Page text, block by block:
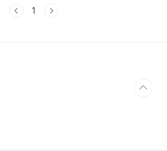
침체(Recession)는 일반적으로 GDP가 2개
1